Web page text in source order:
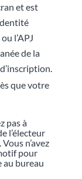
et est
l’APJ
de la
que votre
pas à
l’électeur
n’avez
pour
au bureau